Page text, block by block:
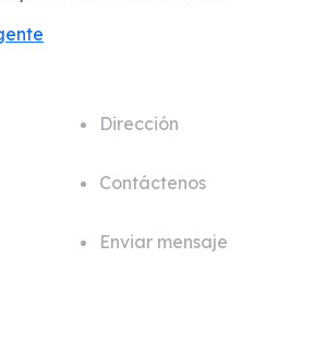
Dirección
Contáctenos
Enviar mensaje